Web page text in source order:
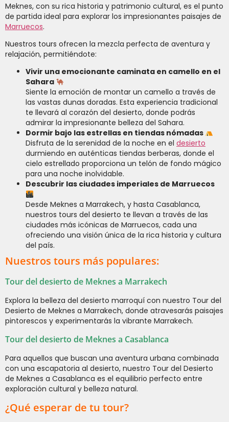
Meknes, con su rica historia y patrimonio cultural, es el punto
de partida ideal para explorar los impresionantes paisajes de
Marruecos.
Nuestros tours ofrecen la mezcla perfecta de aventura y
relajación, permitiéndote:
Vivir una emocionante caminata en camello en el
Sahara
Siente la emoción de montar un camello a través de
las vastas dunas doradas. Esta experiencia tradicional
te llevará al corazón del desierto, donde podrás
admirar la impresionante belleza del Sahara.
Dormir bajo las estrellas en tiendas nómadas
Disfruta de la serenidad de la noche en el desierto
durmiendo en auténticas tiendas berberas, donde el
cielo estrellado proporciona un telón de fondo mágico
para una noche inolvidable.
Descubrir las ciudades imperiales de Marruecos
Desde Meknes a Marrakech, y hasta Casablanca,
nuestros tours del desierto te llevan a través de las
ciudades más icónicas de Marruecos, cada una
ofreciendo una visión única de la rica historia y cultura
del país.
Nuestros tours más populares:
Tour del desierto de Meknes a Marrakech
Explora la belleza del desierto marroquí con nuestro Tour del
Desierto de Meknes a Marrakech, donde atravesarás paisajes
pintorescos y experimentarás la vibrante Marrakech.
Tour del desierto de Meknes a Casablanca
Para aquellos que buscan una aventura urbana combinada
con una escapatoria al desierto, nuestro Tour del Desierto
de Meknes a Casablanca es el equilibrio perfecto entre
exploración cultural y belleza natural.
¿Qué esperar de tu tour?